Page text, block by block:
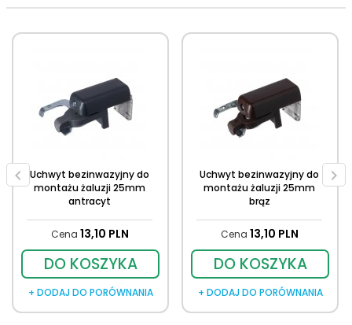
Uchwyt bezinwazyjny do
montażu żaluzji 25mm
antracyt
Cena 13,10 PLN
DO KOSZYKA
+ DODAJ DO PORÓWNANIA
Uchwyt bezinwazyjny do
montażu żaluzji 25mm
brąz
Cena 13,10 PLN
DO KOSZYKA
+ DODAJ DO PORÓWNANIA